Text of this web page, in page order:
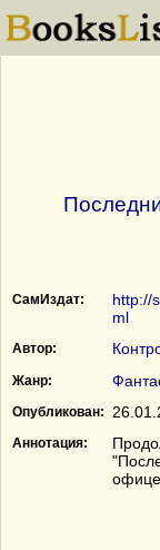
СамИздат:
http://
ml
Автор:
Жанр:
Опубликован:
Аннотация: